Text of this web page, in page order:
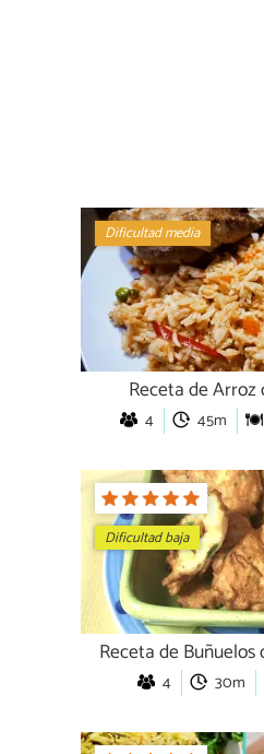
Dificultad media
Receta de Arroz
4 45m
Dificultad baja
Receta de
4 30m